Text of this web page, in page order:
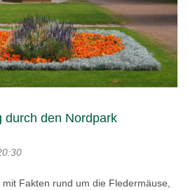
durch den Nordpark
Fakten rund um die Fledermäuse,